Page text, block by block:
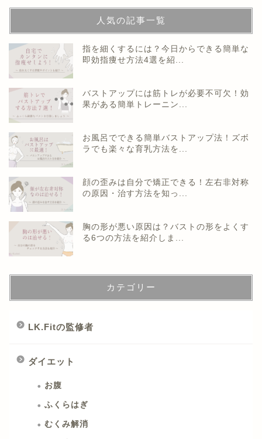
人気の記事一覧
指を細くするには？今日からできる簡単な
即効指痩せ方法4選を紹...
バストアップには筋トレが必要不可欠！効
果がある簡単トレーニン...
お風呂でできる簡単バストアップ法！ズボ
ラでも楽々な育乳方法を...
顔の歪みは自分で矯正できる！左右非対称
の原因・治す方法を知っ...
胸の形が悪い原因は？バストの形をよくす
る6つの方法を紹介しま...
カテゴリー
LK.Fitの監修者
ダイエット
お腹
ふくらはぎ
むくみ解消